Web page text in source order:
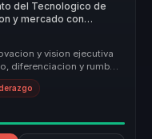
del Tecnologico de
y mercado con
y vision ejecutiva
diferenciacion y rumbo,